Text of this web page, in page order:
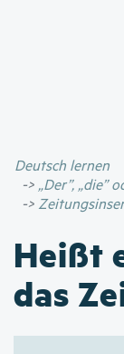
Deutsch lernen
„Der”, „die”
Heißt
das